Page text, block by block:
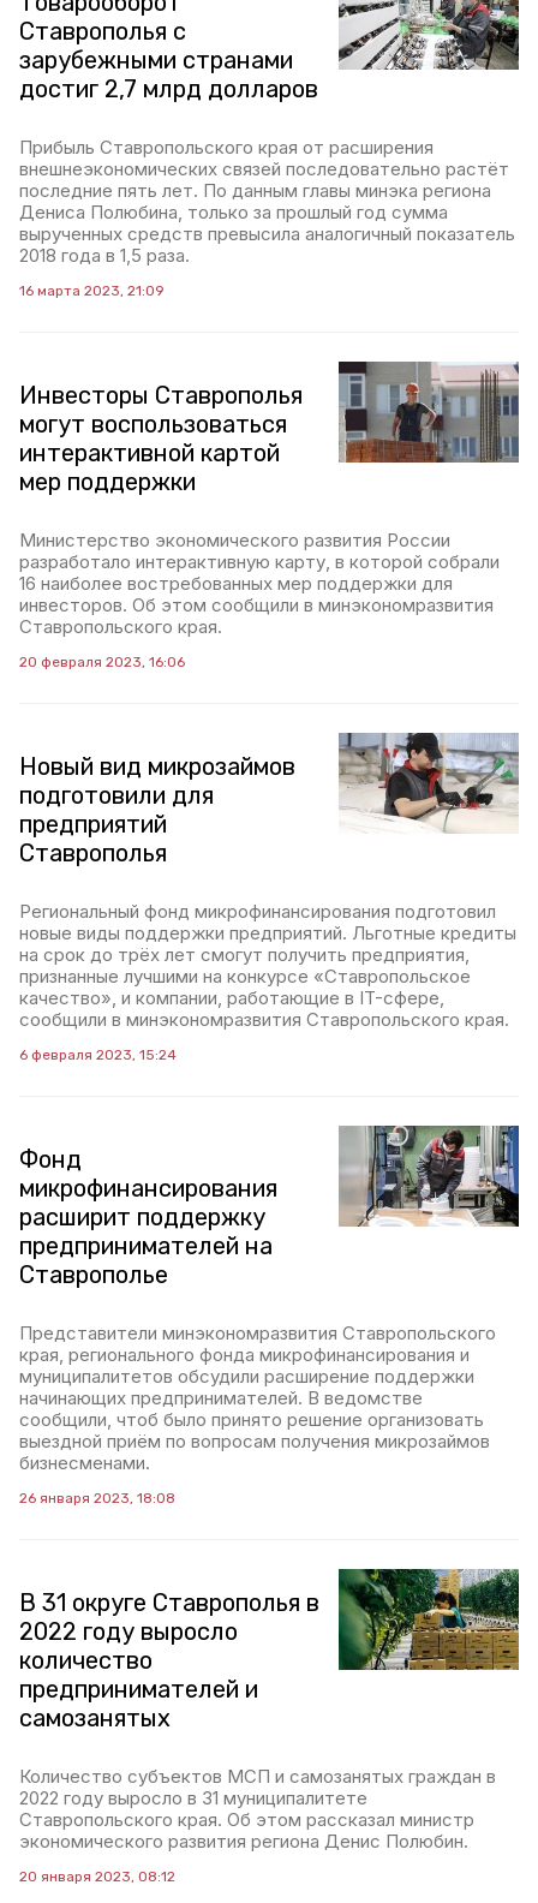
Ставрополья с
зарубежными странами
достиг 2,7 млрд долларов
Прибыль Ставропольского края от расширения
внешнеэкономических связей последовательно растёт
последние пять лет. По данным главы минэка региона
Дениса Полюбина, только за прошлый год сумма
вырученных средств превысила аналогичный показатель
2018 года в 1,5 раза.
16 марта 2023, 21:09
Инвесторы Ставрополья
могут воспользоваться
интерактивной картой
мер поддержки
Министерство экономического развития России
разработало интерактивную карту, в которой собрали
16 наиболее востребованных мер поддержки для
инвесторов. Об этом сообщили в минэкономразвития
Ставропольского края.
20 февраля 2023, 16:06
Новый вид микрозаймов
подготовили для
предприятий
Ставрополья
Региональный фонд микрофинансирования подготовил
новые виды поддержки предприятий. Льготные кредиты
на срок до трёх лет смогут получить предприятия,
признанные лучшими на конкурсе «Ставропольское
качество», и компании, работающие в IT-сфере,
сообщили в минэкономразвития Ставропольского края.
6 февраля 2023, 15:24
Фонд
микрофинансирования
расширит поддержку
предпринимателей на
Ставрополье
Представители минэкономразвития Ставропольского
края, регионального фонда микрофинансирования и
муниципалитетов обсудили расширение поддержки
начинающих предпринимателей. В ведомстве
сообщили, чтоб было принято решение организовать
выездной приём по вопросам получения микрозаймов
бизнесменами.
26 января 2023, 18:08
В 31 округе Ставрополья в
2022 году выросло
количество
предпринимателей и
самозанятых
Количество субъектов МСП и самозанятых граждан в
2022 году выросло в 31 муниципалитете
Ставропольского края. Об этом рассказал министр
экономического развития региона Денис Полюбин.
20 января 2023, 08:12